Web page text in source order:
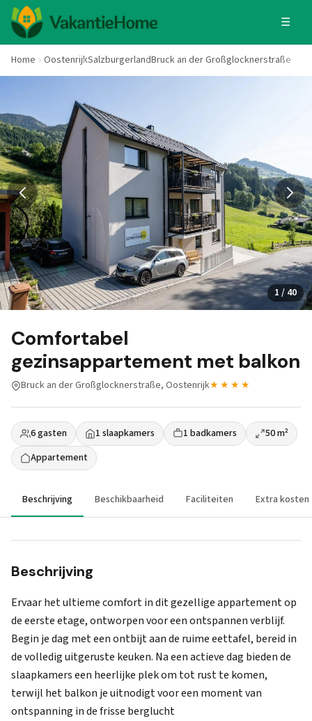
☰
Home OostenrijkSalzburgerlandBruck an der Großglocknerstraße
1 / 40
Comfortabel
gezinsappartement met balkon
Bruck an der Großglocknerstraße, Oostenrijk★★★★
6 gasten 1 slaapkamers 1 badkamers
50 m²
Appartement
Beschrijving Beschikbaarheid Faciliteiten Extra kosten
Beschrijving
Ervaar het ultieme comfort in dit gezellige appartement op
de eerste etage, ontworpen voor een ontspannen verblijf.
Begin je dag met een ontbijt aan de ruime eettafel, bereid in
de volledig uitgeruste keuken. Na een actieve dag bieden de
slaapkamers een heerlijke plek om tot rust te komen,
terwijl het balkon je uitnodigt voor een moment van
ontspanning in de frisse berglucht